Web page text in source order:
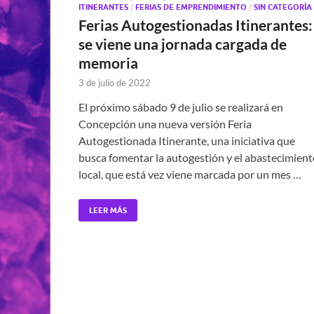
ITINERANTES / FERIAS DE EMPRENDIMIENTO / SIN CATEGORÍA
Ferias Autogestionadas Itinerantes:
se viene una jornada cargada de
memoria
3 de julio de 2022
El próximo sábado 9 de julio se realizará en
Concepción una nueva versión Feria
Autogestionada Itinerante, una iniciativa que
busca fomentar la autogestión y el
local, que está vez viene marcada por un mes …
LEER MÁS